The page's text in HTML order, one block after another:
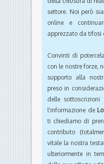
settore. Noi però
online e
apprezzato da tifosi
Convinti di
con le nostre forze,
supporto alla
preso in
delle
l'informazione de
ti chiediamo di
contributo
vitale la nostra
ulteriormente in